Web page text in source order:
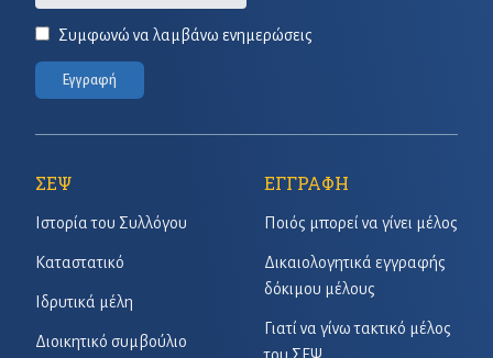
Συμφωνώ να λαμβάνω ενημερώσεις
Εγγραφή
ΣΕΨ
Ιστορία του Συλλόγου
Καταστατικό
Ιδρυτικά μέλη
Διοικητικό συμβούλιο
ΕΓΓΡΑΦΗ
Ποιός μπορεί να γίνει μέλος
Δικαιολογητικά εγγραφής
δόκιμου μέλους
Γιατί να γίνω τακτικό μέλος